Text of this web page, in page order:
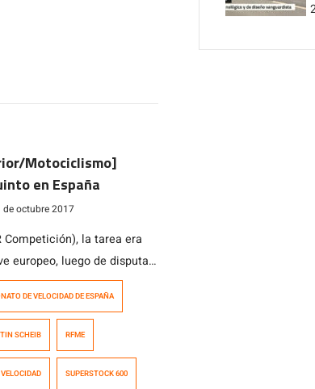
Motociclismo]
en España
de octubre 2017
la tarea era
europeo, luego de disputar
de España de Velocidad y
de la Frontera y
la […]
DE VELOCIDAD DE ESPAÑA
SCHEIB RFME
SUPERSTOCK 600